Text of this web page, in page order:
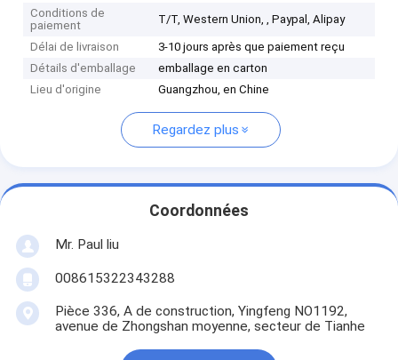
Conditions de
paiement
T/T, Western Union, , Paypal, Alipay
Délai de livraison
3-10 jours après que paiement reçu
Détails d'emballage
emballage en carton
Lieu d'origine
Guangzhou, en Chine
Regardez plus
Coordonnées
Mr. Paul liu
008615322343288
Pièce 336, A de construction, Yingfeng NO1192,
avenue de Zhongshan moyenne, secteur de Tianhe